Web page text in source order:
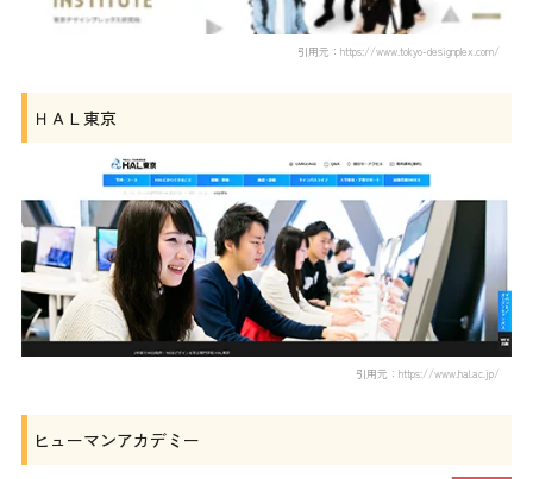
引用元：https://www.tokyo-designplex.com/
ＨＡＬ東京
引用元：https://www.hal.ac.jp/
ヒューマンアカデミー